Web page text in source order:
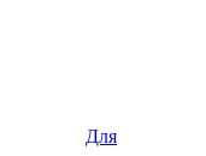
Для